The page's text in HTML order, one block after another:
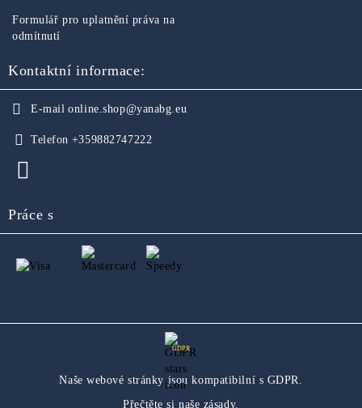
Formulář pro uplatnění práva na
odmítnutí
Kontaktní informace:
E-mail online.shop@yanabg.eu
Telefon +359882747222
Práce s
GDPR
Naše webové stránky jsou kompatibilní s GDPR.
Přečtěte si naše zásady.